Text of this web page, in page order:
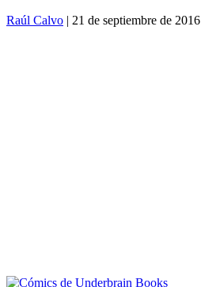
Raúl Calvo | 21 de septiembre de 2016